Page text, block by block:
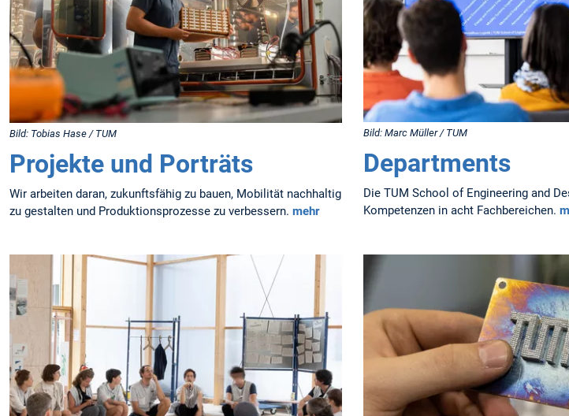
Bild: Tobias Hase / TUM
Projekte und Porträts
Wir arbeiten daran, zukunftsfähig zu bauen, Mobilität nachhaltig
zu gestalten und Produktionsprozesse zu verbessern. mehr
Bild: Marc Müller / TUM
Departments
Die TUM School of Engineering and
Kompetenzen in acht Fachbereichen.